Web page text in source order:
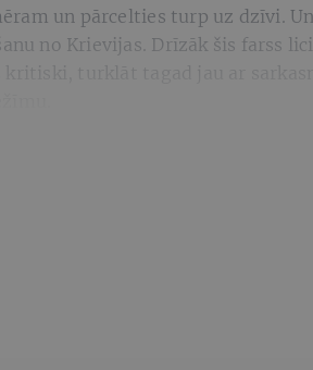
un pārcelties turp uz dzīvi.
no Krievijas. Drīzāk šis farss